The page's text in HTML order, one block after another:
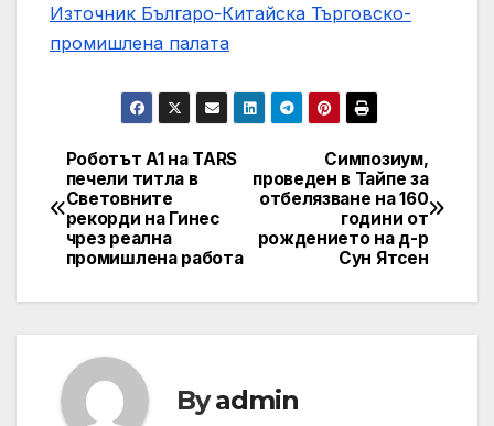
Източник Българо-Китайска Търговско-
промишлена палaта
Навигация
Симпозиум,
проведен в Тайпе за
отбелязване на 160
години от
рождението на д-р
Сун Ятсен
Роботът A1 на TARS
печели титла в
Световните
рекорди на Гинес
чрез реална
промишлена работа
Byadmin